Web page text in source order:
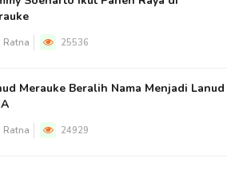
Ratna 25536
Merauke Beralih Nama Menjadi Lanud
Ratna 24929